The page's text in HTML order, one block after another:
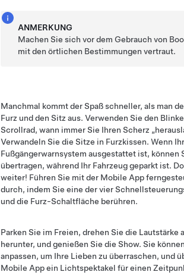
ANMERKUNG
Machen Sie sich vor dem Gebrauch von
mit den örtlichen Bestimmungen vertraut.
Manchmal kommt der Spaß schneller, als man
Furz und den Sitz aus. Verwenden Sie den
Scrollrad, wann immer Sie Ihren Scherz
Verwandeln Sie die Sitze in Furzkissen. Wenn
Fußgängerwarnsystem ausgestattet ist, können
übertragen, während Ihr Fahrzeug geparkt ist.
weiter! Führen Sie mit der Mobile App
durch, indem Sie eine der vier
und die Furz-Schaltfläche berühren.
Parken Sie im Freien, drehen Sie die Lautstärke
herunter, und genießen Sie die Show. Sie
anpassen, um Ihre Lieben zu überraschen, und
Mobile App ein Lichtspektakel für einen